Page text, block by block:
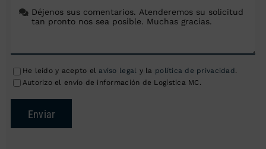
He leído y acepto el aviso legal y la política de privacidad .
Autorizo el envío de información de Logística MC.
Enviar